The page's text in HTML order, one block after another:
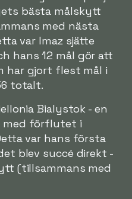
bästa målskytt
med nästa
var Imaz sjätte
hans 12 mål gör att
har gjort flest mål i
totalt.
Bialystok - en
med förflutet i
var hans första
blev succé direkt -
(tillsammans med